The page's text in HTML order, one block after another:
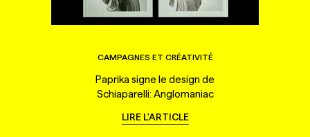
CAMPAGNES ET CRÉATIVITÉ
Paprika signe le design de
Schiaparelli: Anglomaniac
LIRE L'ARTICLE